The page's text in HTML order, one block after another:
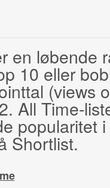
en løbende
10 eller
(views
All Time-
popularitet
Shortlist.